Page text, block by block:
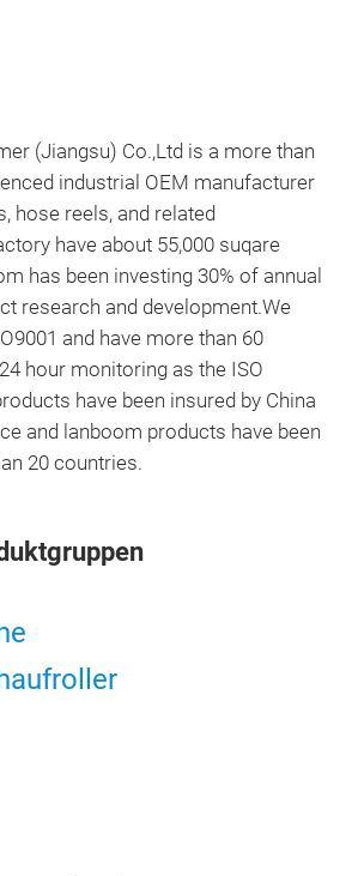
(Jiangsu) Co.,Ltd is a more than
industrial OEM manufacturer
hose reels, and related
have about 55,000 suqare
has been investing 30% of annual
research and development.We
and have more than 60
hour monitoring as the ISO
have been insured by China
and lanboom products have been
20 countries.